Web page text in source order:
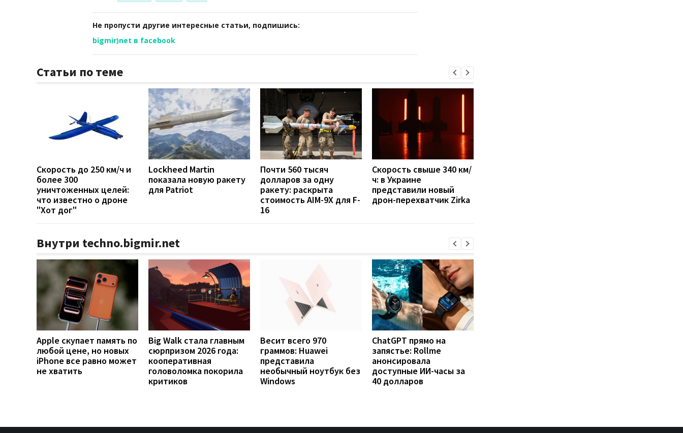
Не пропусти другие интересные статьи, подпишись:
bigmir)net в facebook
Статьи по теме
Скорость до 250 км/ч и
более 300
уничтоженных целей:
что известно о дроне
"Хот дог"
Lockheed Martin
показала новую ракету
для Patriot
Почти 560 тысяч
долларов за одну
ракету: раскрыта
стоимость AIM-9X для F-
16
Скорость свыше 340 км/
ч: в Украине
представили новый
дрон-перехватчик Zirka
Внутри techno.bigmir.net
Apple скупает память по
любой цене, но новых
iPhone все равно может
не хватить
Big Walk стала главным
сюрпризом 2026 года:
кооперативная
головоломка покорила
критиков
Весит всего 970
граммов: Huawei
представила
необычный ноутбук без
Windows
ChatGPT прямо на
запястье: Rollme
анонсировала
доступные ИИ-часы за
40 долларов